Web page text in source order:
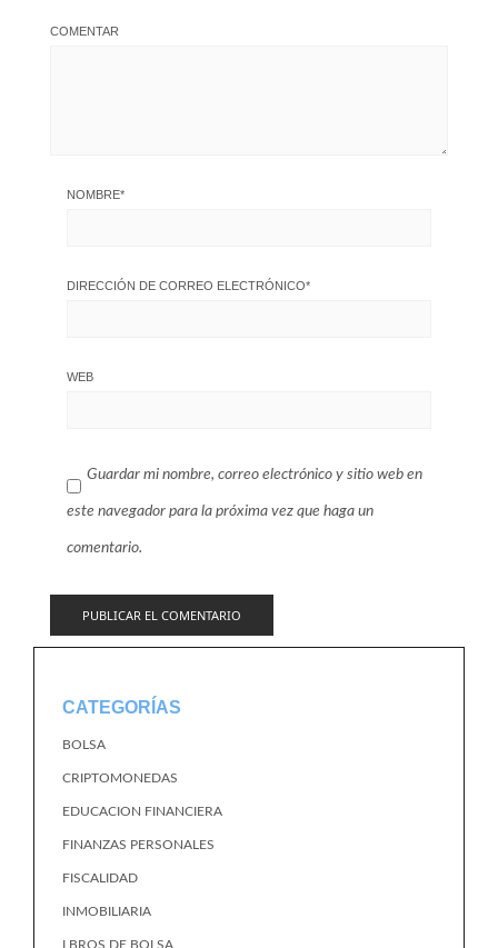
COMENTAR
NOMBRE*
DIRECCIÓN DE CORREO ELECTRÓNICO*
WEB
Guardar mi nombre, correo electrónico y sitio web en
este navegador para la próxima vez que haga un
comentario.
CATEGORÍAS
BOLSA
CRIPTOMONEDAS
EDUCACION FINANCIERA
FINANZAS PERSONALES
FISCALIDAD
INMOBILIARIA
LBROS DE BOLSA